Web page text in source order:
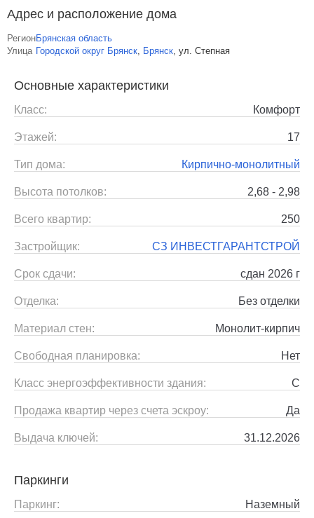
Адрес и расположение дома
РегионБрянская область
Улица Городской округ Брянск, Брянск, ул. Степная
Основные характеристики
Класс: Комфорт
Этажей: 17
Тип дома: Кирпично-монолитный
Высота потолков: 2,68 - 2,98
Всего квартир: 250
Застройщик: СЗ ИНВЕСТГАРАНТСТРОЙ
Срок сдачи: сдан 2026 г
Отделка: Без отделки
Материал стен: Монолит-кирпич
Свободная планировка: Нет
Класс энергоэффективности здания: C
Продажа квартир через счета эскроу: Да
Выдача ключей: 31.12.2026
Паркинги
Паркинг: Наземный